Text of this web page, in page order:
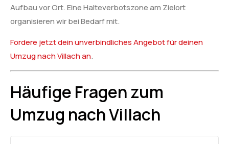
Aufbau vor Ort. Eine Halteverbotszone am Zielort
organisieren wir bei Bedarf mit.
Fordere jetzt dein unverbindliches Angebot für deinen
Umzug nach Villach an.
Häufige Fragen zum
Umzug nach Villach